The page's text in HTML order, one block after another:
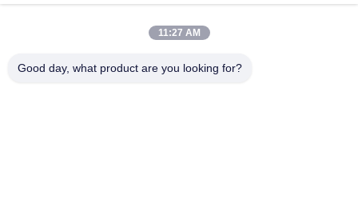
11:27 AM
Good day, what product are you looking for?